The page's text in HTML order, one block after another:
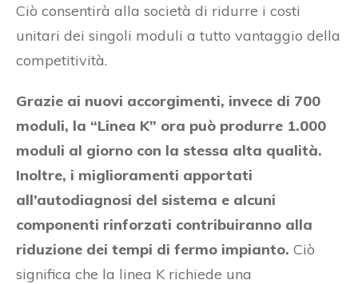
Ciò consentirà alla società di ridurre i costi
unitari dei singoli moduli a tutto vantaggio della
competitività.
Grazie ai nuovi accorgimenti, invece di 700
moduli, la “Linea K” ora può produrre 1.000
moduli al giorno con la stessa alta qualità.
Inoltre, i miglioramenti apportati
all’autodiagnosi del sistema e alcuni
componenti rinforzati contribuiranno alla
riduzione dei tempi di fermo impianto. Ciò
significa che la linea K richiede una